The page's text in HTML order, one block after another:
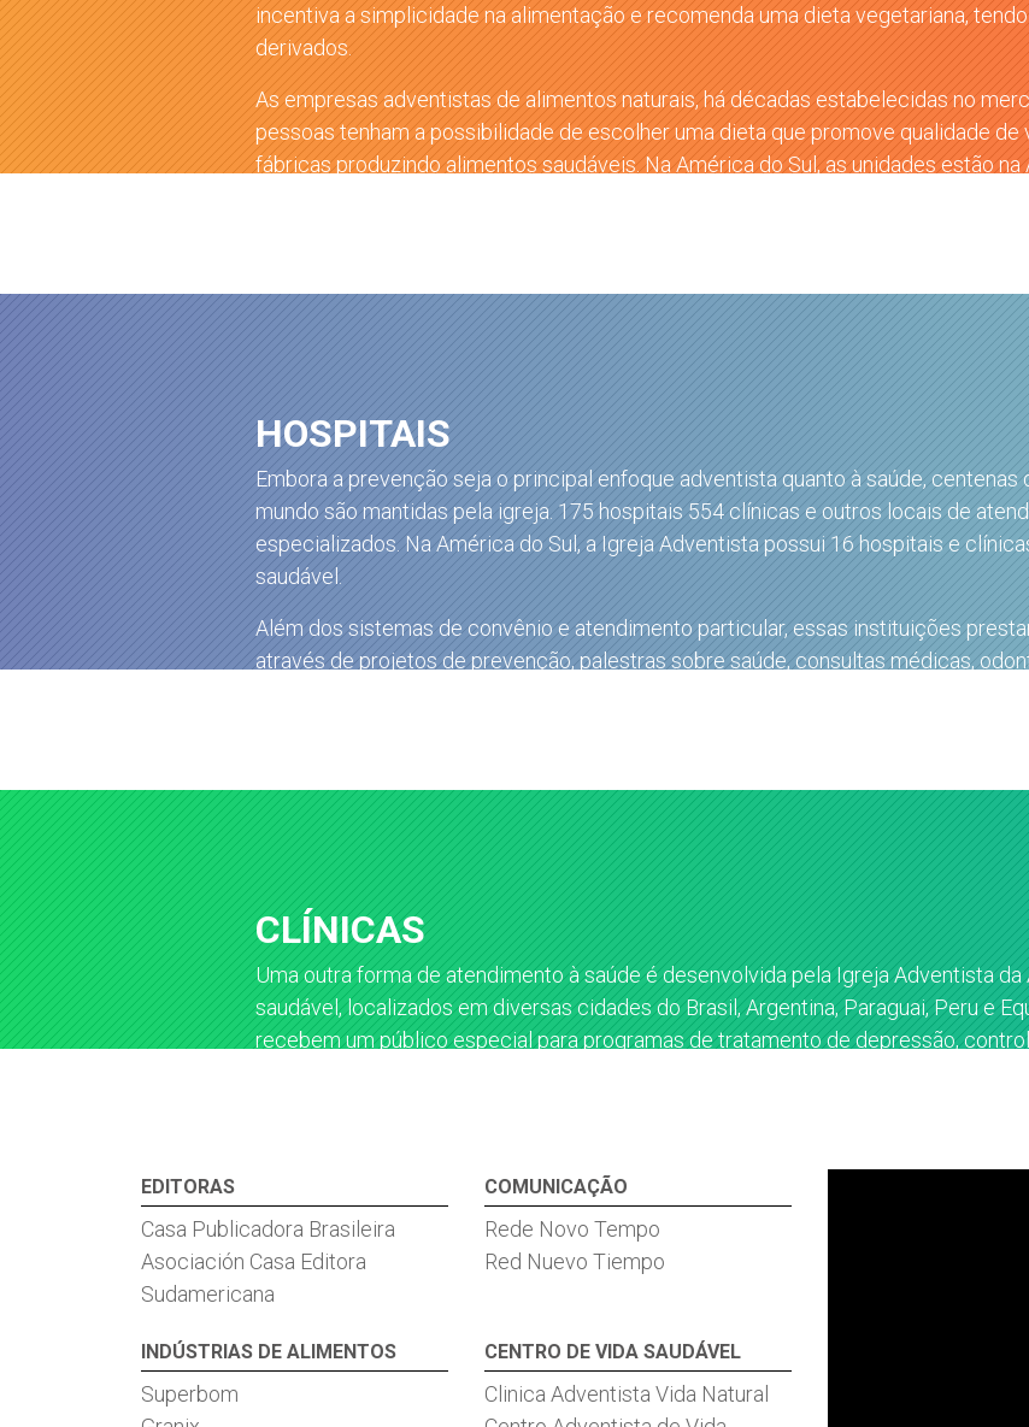
incentiva a simplicidade na alimentação e recomenda uma dieta vegetariana,
derivados.
As empresas adventistas de alimentos naturais, há décadas estabelecidas no
pessoas tenham a possibilidade de escolher uma dieta que promove qualidade de
fábricas produzindo alimentos saudáveis. Na América do Sul, as unidades estão na
HOSPITAIS
Embora a prevenção seja o principal enfoque adventista quanto à saúde,
mundo são mantidas pela igreja. 175 hospitais 554 clínicas e outros locais de
especializados. Na América do Sul, a Igreja Adventista possui 16 hospitais e
saudável.
Além dos sistemas de convênio e atendimento particular, essas instituições
através de projetos de prevenção, palestras sobre saúde, consultas médicas,
CLÍNICAS
Uma outra forma de atendimento à saúde é desenvolvida pela Igreja Adventista
saudável, localizados em diversas cidades do Brasil, Argentina, Paraguai, Peru e
recebem um público especial para programas de tratamento de depressão,
EDITORAS
Casa Publicadora Brasileira
Asociación Casa Editora
Sudamericana
COMUNICAÇÃO
Rede Novo Tempo
Red Nuevo Tiempo
INDÚSTRIAS DE ALIMENTOS
Superbom
CENTRO DE VIDA SAUDÁVEL
Clinica Adventista Vida Natural